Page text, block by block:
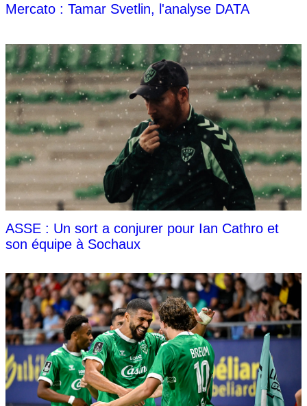
Mercato : Tamar Svetlin, l'analyse DATA
ASSE : Un sort a conjurer pour Ian Cathro et
son équipe à Sochaux